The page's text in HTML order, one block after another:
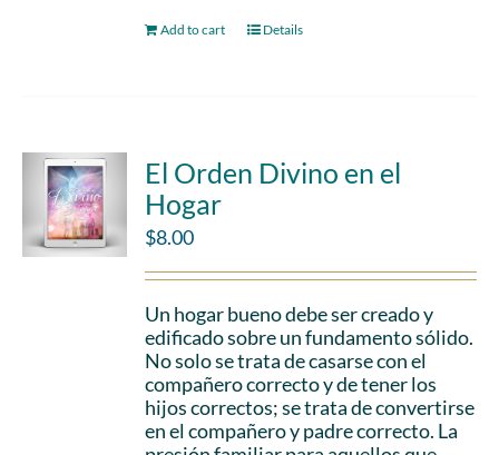
Add to cart Details
El Orden Divino en el
Hogar
$8.00
Un hogar bueno debe ser creado y
edificado sobre un fundamento sólido.
No solo se trata de casarse con el
compañero correcto y de tener los
hijos correctos; se trata de convertirse
en el compañero y padre correcto. La